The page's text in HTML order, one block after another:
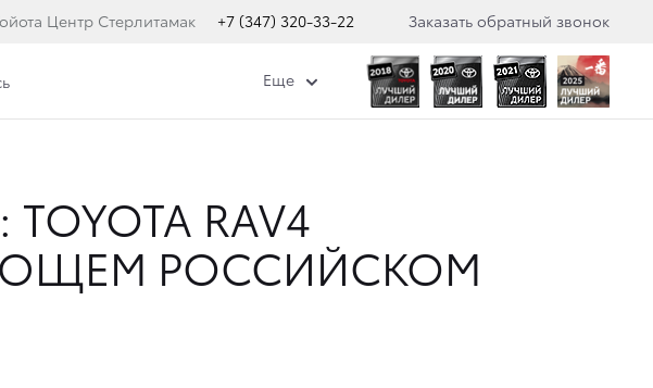
Центр Стерлитамак +7 (347) 320-33-22 Заказать обратный звонок
Еще
RAV4
РОССИЙСКОМ